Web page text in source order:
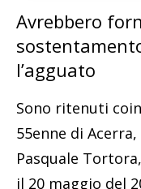
Avrebbero
l’agguato
Sono ritenuti
55enne di
Pasquale
il 20 maggio del